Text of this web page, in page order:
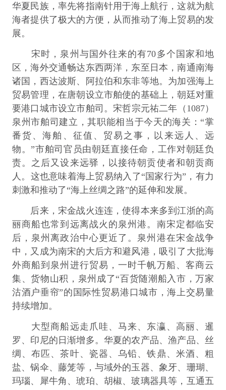
华夏民族，率先将指南针用于海上航行，这就为航
海者提供了极大的方便，从而推动了海上贸易的发
展。
宋时，泉州与国外往来的有70多个国家和地
区，海外交通畅达东西两洋，东至日本，南通南海
诸国，西达波斯、阿拉伯和东非等地。为加强海上
贸易管理，在唐朝设立市舶使的基础上，朝廷对重
要港口城市设立市舶司。宋哲宗元祐二年（1087）
泉州市舶司建立，其职能相当于今天的海关：“掌
番货、海舶、征值、贸易之事，以来远人、远
物。”市舶司官员由朝廷直接任命，工作对朝廷负
责。之后又设来远驿，以接待朝贡使者和朝贡商
人。这也意味着海上贸易纳入了“国家行为”，有力
刺激和推动了“海上丝绸之路”的延伸和发展。
后来，宋金战火连连，使得本来多到江浙的高
丽商船也常到远离战火的泉州港。南宋定都临安
后，泉州离政治中心更近了。泉州港在宋金战争
中，又成为南宋的大后方和避风港，吸引了大批海
外商船到泉州进行贸易，一时千帆万船、客商云
集、货物山积，泉州成了“百货随潮船入市，万家
沽酒户垂帘”的国际性贸易港口城市，海上交易量
持续增加。
大型商船远走爪哇、马来、东瀛、高丽、暹
罗、印尼的日渐增多。华夏的农产品、渔产品、丝
绸、布匹、茶叶、瓷器、乌铅、铁鼎、米酒、粗
盐、锅伞、藤笼等，与域外的玉器、象牙、珊瑚、
玛瑙、犀牛角、琥珀、胡椒、玻璃器具等，互通五